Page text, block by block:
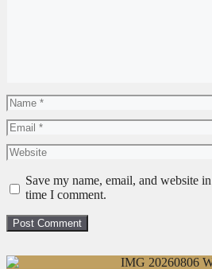
Save my name, email, and website
time I comment.